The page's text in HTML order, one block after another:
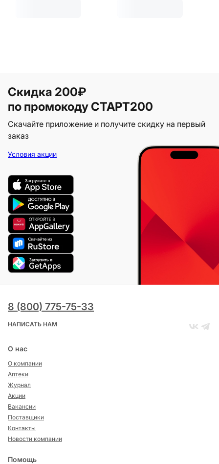
Скидка 200₽
по промокоду СТАРТ200
Скачайте приложение и получите скидку на первый
заказ
Условия акции
8 (800) 775-75-33
НАПИСАТЬ НАМ
О нас
О компании
Аптеки
Журнал
Акции
Вакансии
Поставщики
Контакты
Новости компании
Помощь